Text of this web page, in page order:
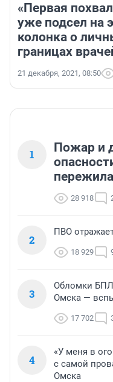
«Первая
уже подсел на
колонка о
границах
21 декабря, 2021, 08:50
1
Пожар и
28 918
2
ПВО
18 929
3
Обломки
Омска —
17 702
4
«У меня в
с самой
Омска